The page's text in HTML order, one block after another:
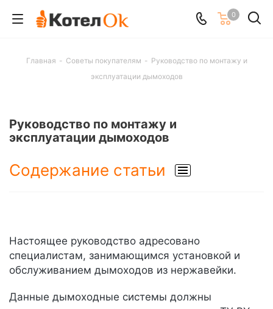
0
Главная - Советы покупателям - Руководство по монтажу и
эксплуатации дымоходов
Руководство по монтажу и
эксплуатации дымоходов
Содержание статьи
Настоящее руководство адресовано
специалистам, занимающимся установкой и
обслуживанием дымоходов из нержавейки.
Данные дымоходные системы должны